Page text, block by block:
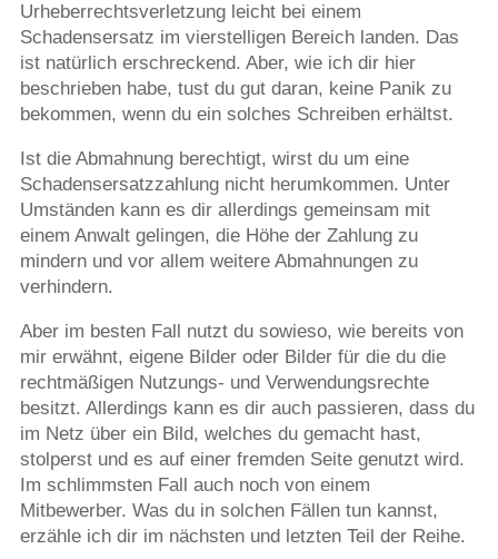
Urheberrechtsverletzung leicht bei einem
Schadensersatz im vierstelligen Bereich landen. Das
ist natürlich erschreckend. Aber, wie ich dir hier
beschrieben habe, tust du gut daran, keine Panik zu
bekommen, wenn du ein solches Schreiben erhältst.
Ist die Abmahnung berechtigt, wirst du um eine
Schadensersatzzahlung nicht herumkommen. Unter
Umständen kann es dir allerdings gemeinsam mit
einem Anwalt gelingen, die Höhe der Zahlung zu
mindern und vor allem weitere Abmahnungen zu
verhindern.
Aber im besten Fall nutzt du sowieso, wie bereits von
mir erwähnt, eigene Bilder oder Bilder für die du die
rechtmäßigen Nutzungs- und Verwendungsrechte
besitzt. Allerdings kann es dir auch passieren, dass du
im Netz über ein Bild, welches du gemacht hast,
stolperst und es auf einer fremden Seite genutzt wird.
Im schlimmsten Fall auch noch von einem
Mitbewerber. Was du in solchen Fällen tun kannst,
erzähle ich dir im nächsten und letzten Teil der Reihe.